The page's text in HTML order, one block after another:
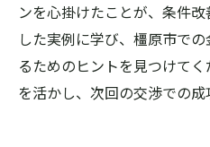
ンを心掛けたことが、条件
した実例に学び、橿原市で
るためのヒントを見つけて
を活かし、次回の交渉での成